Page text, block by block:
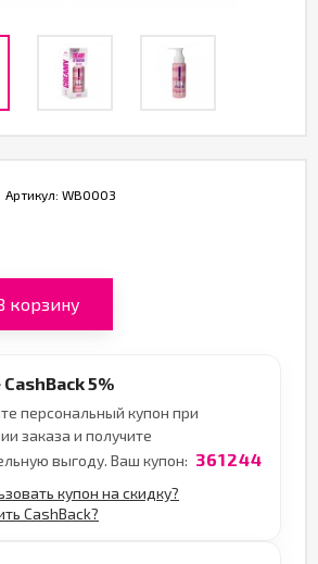
Артикул: WB0003
корзину
5%
персональный купон при
заказа и получите
выгоду. Ваш купон: 361244
купон на скидку?
CashBack?